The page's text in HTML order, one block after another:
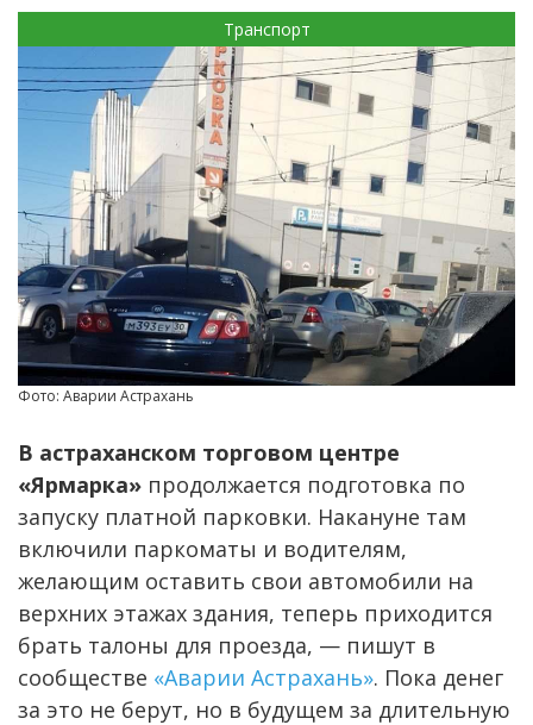
Транспорт
Фото: Аварии Астрахань
В астраханском торговом центре
«Ярмарка» продолжается подготовка по
запуску платной парковки. Накануне там
включили паркоматы и водителям,
желающим оставить свои автомобили на
верхних этажах здания, теперь приходится
брать талоны для проезда, — пишут в
сообществе «Аварии Астрахань». Пока денег
за это не берут, но в будущем за длительную